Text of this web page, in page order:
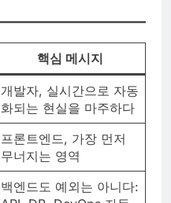
핵심 메시지
개발자, 실시간으로 자동
화되는 현실을 마주하다
프론트엔드, 가장 먼저
무너지는 영역
백엔드도 예외는 아니다: